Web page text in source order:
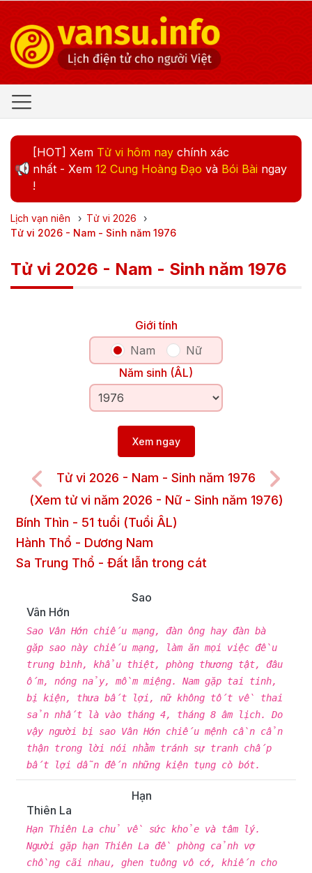
[HOT] Xem Tử vi hôm nay chính xác
nhất - Xem 12 Cung Hoàng Đạo và Bói Bài ngay
!
Lịch vạn niên › Tử vi 2026
›
Tử vi 2026 - Nam - Sinh năm 1976
Tử vi 2026 - Nam - Sinh năm 1976
Giới tính
Nam
Nữ
Năm sinh (ÂL)
Xem ngay
Tử vi 2026 - Nam - Sinh năm 1976
(Xem tử vi năm 2026 - Nữ - Sinh năm 1976)
Bính Thìn - 51 tuổi (Tuổi ÂL)
Hành Thổ - Dương Nam
Sa Trung Thổ - Đất lẫn trong cát
Sao
Vân Hớn
Sao Vân Hớn chiếu mạng, đàn ông hay đàn bà
gặp sao này chiếu mạng, làm ăn mọi việc đều
trung bình, khẩu thiệt, phòng thương tật, đâu
ốm, nóng nảy, mồm miệng. Nam gặp tai tinh,
bị kiện, thưa bất lợi, nữ không tốt về thai
sản nhất là vào tháng 4, tháng 8 âm lịch. Do
vậy người bị sao Vân Hớn chiếu mệnh cần cẩn
thận trong lời nói nhằm tránh sự tranh chấp
bất lợi dẫn đến những kiện tụng cò bót.
Hạn
Thiên La
Hạn Thiên La chủ về sức khỏe và tâm lý.
Người gặp hạn Thiên La đề phòng cảnh vợ
chồng cãi nhau, ghen tuông vô cớ, khiến cho